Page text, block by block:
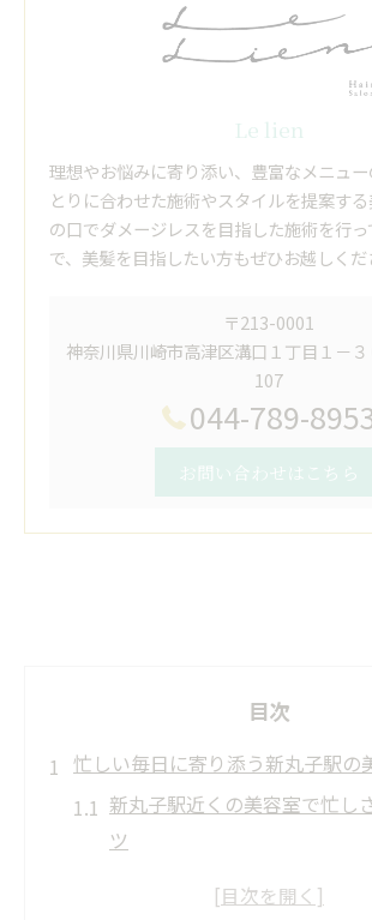
Le lien
理想やお悩みに寄り添い、豊富なメニュ
とりに合わせた施術やスタイルを提案す
の口でダメージレスを目指した施術を行
で、美髪を目指したい方もぜひお越しくだ
〒213-0001
神奈川県川崎市高津区溝口１丁目１－
107
044-789-
お問い合わせはこちら
目次
忙しい毎日に寄り添う新丸子駅の
新丸子駅近くの美容室で忙し
ツ
美容室選びで重視したい通い